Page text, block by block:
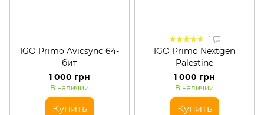
IGO Primo Avicsync 64-
бит
1 000 грн
В наличии
Купить
1
IGO Primo Nextgen
Palestine
1 000 грн
В наличии
Купить